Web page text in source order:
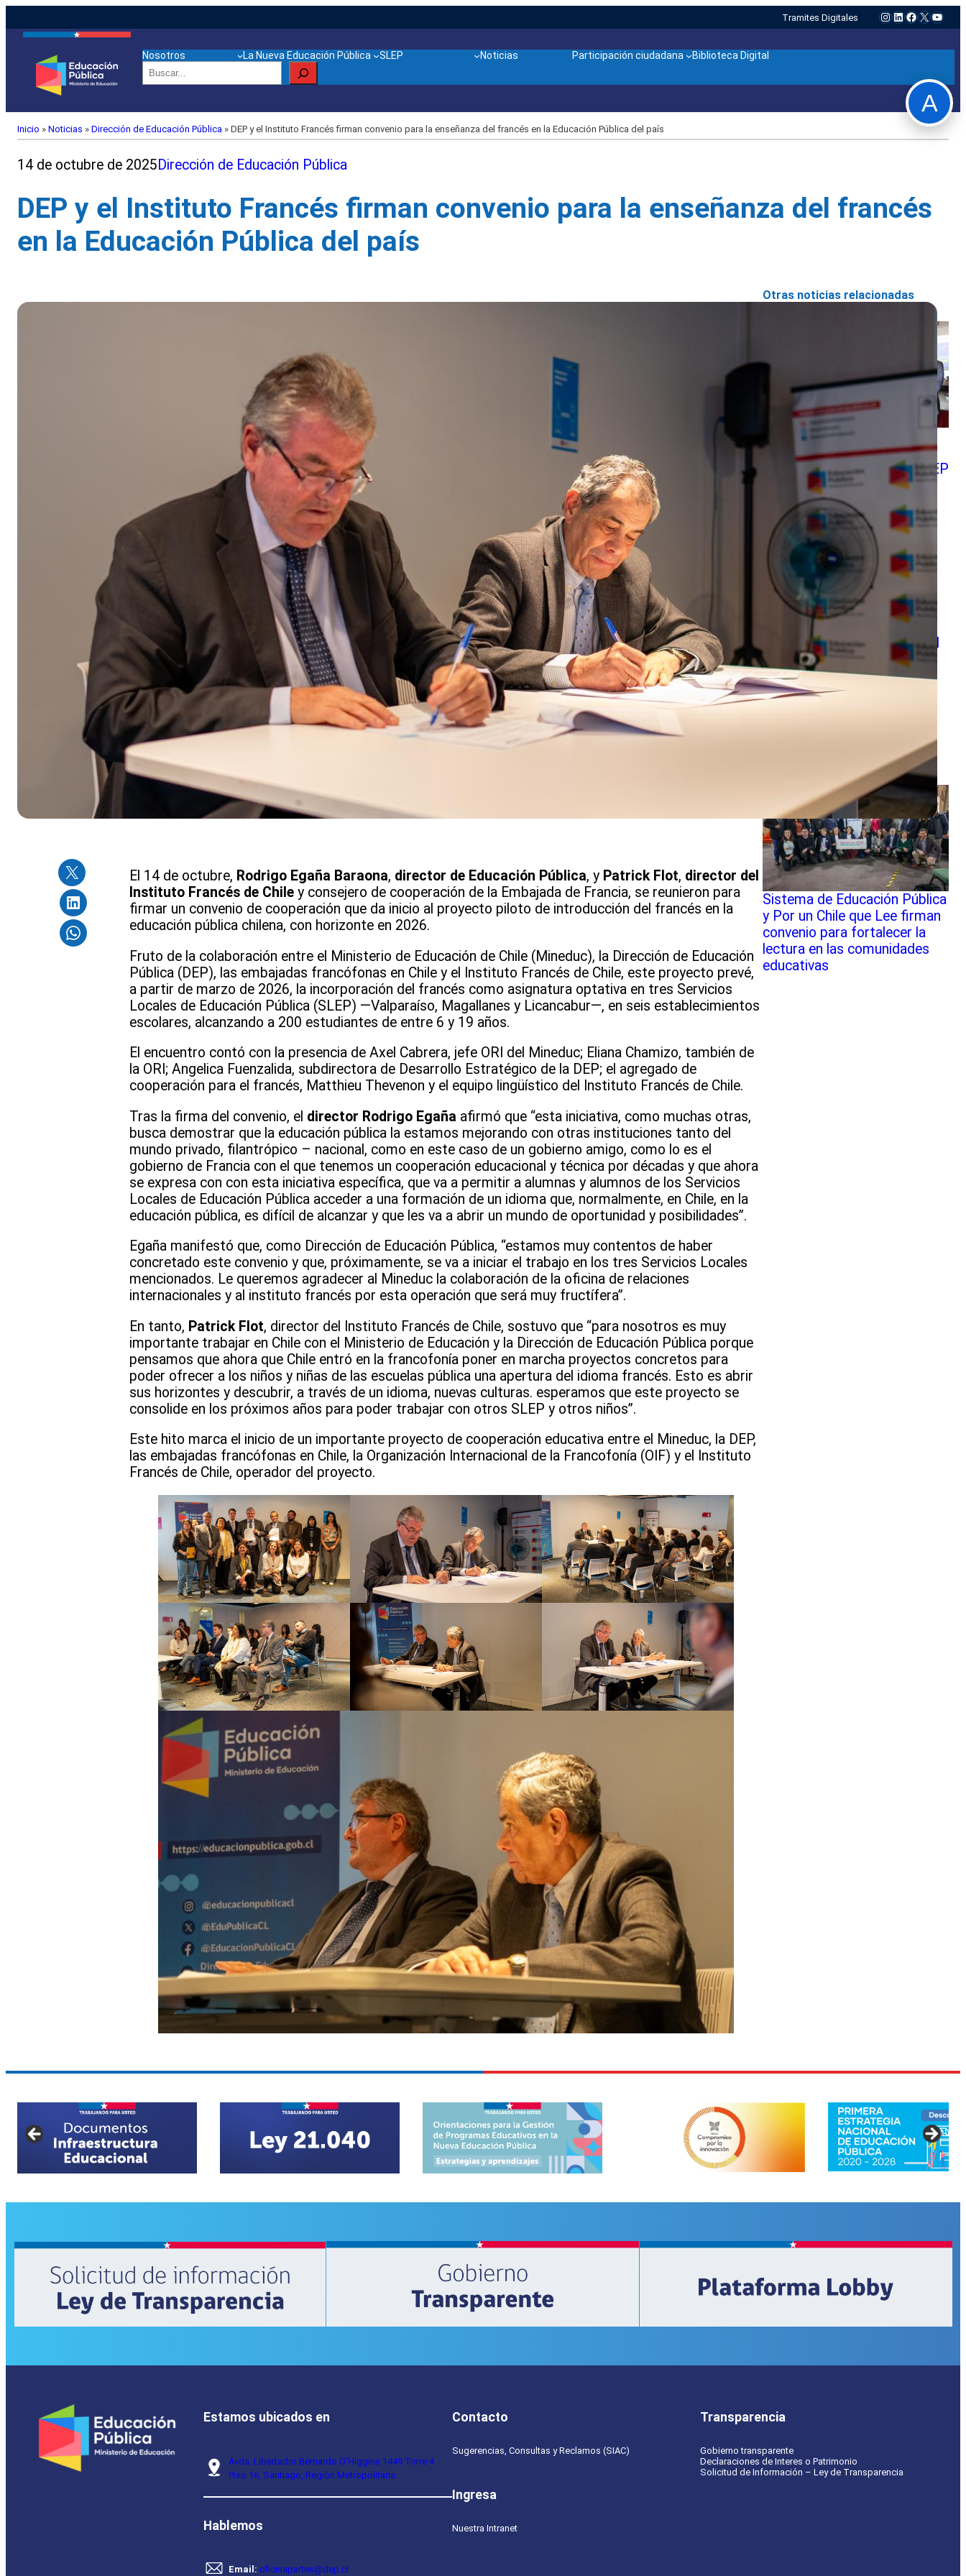
Tramites Digitales Instagram
LinkedIn
Facebook
X
Nosotros La Nueva Educación Pública SLEP Noticias Participación ciudadana
Biblioteca Digital
Buscar
Inicio » Noticias » Dirección de Educación Pública » DEP y el Instituto Francés firman convenio para la enseñanza del francés en la Educación Pública del país
14 de octubre de 2025Dirección de Educación Pública
DEP y el Instituto Francés firman convenio para la enseñanza del francés
en la Educación Pública del país
El 14 de octubre, Rodrigo Egaña Baraona, director de Educación Pública, y Patrick Flot, director del
Instituto Francés de Chiley consejero de cooperación de la Embajada de Francia, se reunieron para
firmar un convenio de cooperación que da inicio al proyecto piloto de introducción del francés en la
educación pública chilena, con horizonte en 2026.
Fruto de la colaboración entre el Ministerio de Educación de Chile (Mineduc), la Dirección de Educación
Pública (DEP), las embajadas francófonas en Chile y el Instituto Francés de Chile, este proyecto prevé,
a partir de marzo de 2026, la incorporación del francés como asignatura optativa en tres Servicios
Locales de Educación Pública (SLEP) —Valparaíso, Magallanes y Licancabur—, en seis establecimientos
escolares, alcanzando a 200 estudiantes de entre 6 y 19 años.
El encuentro contó con la presencia de Axel Cabrera, jefe ORI del Mineduc; Eliana Chamizo, también de
la ORI; Angelica Fuenzalida, subdirectora de Desarrollo Estratégico de la DEP; el agregado de
cooperación para el francés, Matthieu Thevenon y el equipo lingüístico del Instituto Francés de Chile.
Tras la firma del convenio, el director Rodrigo Egaña afirmó que “esta iniciativa, como muchas otras,
busca demostrar que la educación pública la estamos mejorando con otras instituciones tanto del
mundo privado, filantrópico – nacional, como en este caso de un gobierno amigo, como lo es el
gobierno de Francia con el que tenemos un cooperación educacional y técnica por décadas y que ahora
se expresa con con esta iniciativa específica, que va a permitir a alumnas y alumnos de los Servicios
Locales de Educación Pública acceder a una formación de un idioma que, normalmente, en Chile, en la
educación pública, es difícil de alcanzar y que les va a abrir un mundo de oportunidad y posibilidades”.
Egaña manifestó que, como Dirección de Educación Pública, “estamos muy contentos de haber
concretado este convenio y que, próximamente, se va a iniciar el trabajo en los tres Servicios Locales
mencionados. Le queremos agradecer al Mineduc la colaboración de la oficina de relaciones
internacionales y al instituto francés por esta operación que será muy fructífera”.
En tanto, Patrick Flot, director del Instituto Francés de Chile, sostuvo que “para nosotros es muy
importante trabajar en Chile con el Ministerio de Educación y la Dirección de Educación Pública porque
pensamos que ahora que Chile entró en la francofonía poner en marcha proyectos concretos para
poder ofrecer a los niños y niñas de las escuelas pública una apertura del idioma francés. Esto es abrir
sus horizontes y descubrir, a través de un idioma, nuevas culturas. esperamos que este proyecto se
consolide en los próximos años para poder trabajar con otros SLEP y otros niños”.
Este hito marca el inicio de un importante proyecto de cooperación educativa entre el Mineduc, la DEP,
las embajadas francófonas en Chile, la Organización Internacional de la Francofonía (OIF) y el Instituto
Francés de Chile, operador del proyecto.
Otras noticias relacionadas
Lanzan «Programa de
Enseñanza del Francés en la
Educación Pública» en el SLEP
Valparaíso
CHILEVALORA Y DIRECCIÓN
DE EDUCACIÓN PÚBLICA
AMPLÍAN CONVENIO PARA
ACTUALIZAR Y LEVANTAR
NUEVOS PERFILES DE
Sistema de Educación Pública
y Por un Chile que Lee firman
convenio para fortalecer la
lectura en las comunidades
educativas
Estamos ubicados en
Avda. Libertador Bernardo O’Higgins 1449 Torre 4
Piso 16, Santiago, Región Metropolitana.
Hablemos
Email: oficinapartes@dep.cl
Contacto
Sugerencias, Consultas y Reclamos (SIAC)
Ingresa
Nuestra Intranet
Transparencia
Gobierno transparente
Declaraciones de Interes o Patrimonio
Solicitud de Información – Ley de Transparencia
A